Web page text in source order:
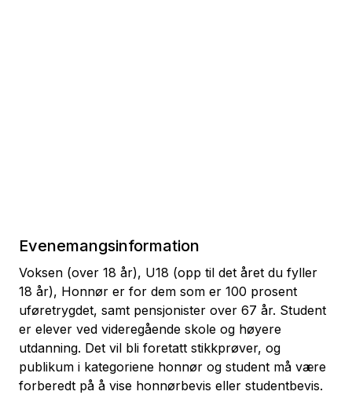
Evenemangsinformation
Voksen (over 18 år), U18 (opp til det året du fyller
18 år), Honnør er for dem som er 100 prosent
uføretrygdet, samt pensjonister over 67 år. Student
er elever ved videregående skole og høyere
utdanning. Det vil bli foretatt stikkprøver, og
publikum i kategoriene honnør og student må være
forberedt på å vise honnørbevis eller studentbevis.